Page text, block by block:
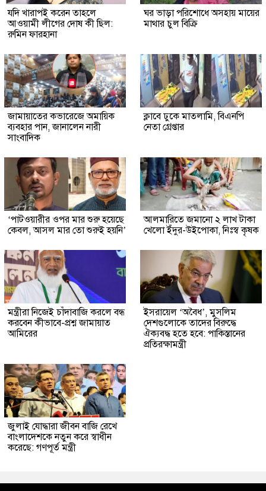
যদি খারাপই করেন তাহলে
আওয়ামী লীগের দোষ কী ছিল:
রুমিন ফারহানা
ঘর ভাড়া পরিশোধে অসহায় মায়ের
মাথার চুল বিক্রি
জামায়াতের কভারেজে অমায়িক
ব্যবহার পান, জানালেন নারী
সাংবাদিক
ক্লাবে ঢুকে মাতলামি, বিএনপি
নেতা গ্রেপ্তার
‘পাটওয়ারীর ওপর মার শুরু হয়েছে
কেবল, আসল মার তো শুরুই হয়নি’
আলমারিতে জমানো ২ লাখ টাকা
খেলো ইঁদুর-উইপোকা, নিঃস্ব কৃষক
মন্ত্রীরা নিজেই চাঁদাবাজি করলে বন্ধ
করবেন কীভাবে-প্রশ্ন জামায়াত
আমিরের
ইসরায়েল ‘অবৈধ’, মুসলিম
দেশগুলোকে তাদের বিরুদ্ধে
ঐক্যবদ্ধ হতে হবে: পাকিস্তানের
প্রতিরক্ষামন্ত্রী
জুলাই যোদ্ধারা জীবন বাজি রেখে
বাংলাদেশকে নতুন করে স্বাধীন
করেছে: গণপূর্ত মন্ত্রী